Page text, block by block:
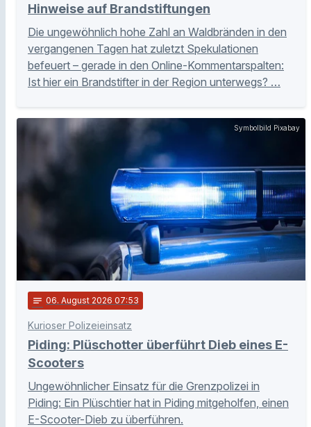
Hinweise auf Brandstiftungen
Die ungewöhnlich hohe Zahl an Waldbränden in den
vergangenen Tagen hat zuletzt Spekulationen
befeuert – gerade in den Online-Kommentarspalten:
Ist hier ein Brandstifter in der Region unterwegs? …
Symbolbild Pixabay
notes 06. August 2026 07:53
Kurioser Polizeieinsatz
Piding: Plüschotter überführt Dieb eines E-
Scooters
Ungewöhnlicher Einsatz für die Grenzpolizei in
Piding: Ein Plüschtier hat in Piding mitgeholfen, einen
E-Scooter-Dieb zu überführen.